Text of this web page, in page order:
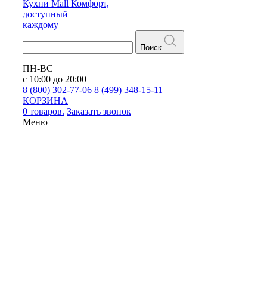
Кухни Mall Комфорт,
доступный
каждому
Поиск
ПН-ВС
с 10:00 до 20:00
8 (800) 302-77-06 8 (499) 348-15-11
КОРЗИНА
0 товаров. Заказать звонок
Меню